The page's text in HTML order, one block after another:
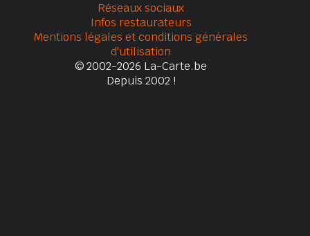
Réseaux sociaux
Infos restaurateurs
Mentions légales et conditions générales
d'utilisation
© 2002-2026 La-Carte.be
Depuis 2002 !